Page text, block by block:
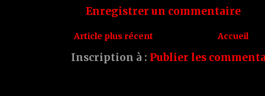
Enregistrer un commentaire
Article plus récent Accueil
Inscription à : Publier les